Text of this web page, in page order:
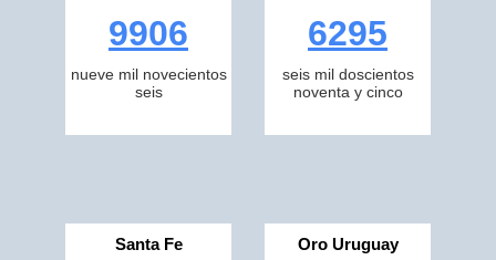
9906
nueve mil novecientos
seis
6295
seis mil doscientos
noventa y cinco
Santa Fe Oro Uruguay